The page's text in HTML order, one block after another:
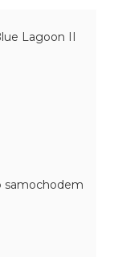
Lagoon II
samochodem